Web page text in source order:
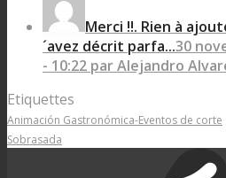
Merci !!. Rien à
´avez décrit parfa...30
- 10:22 par Alejandro
Etiquettes
Animación Gastronómica-Eventos de corte
Sobrasada